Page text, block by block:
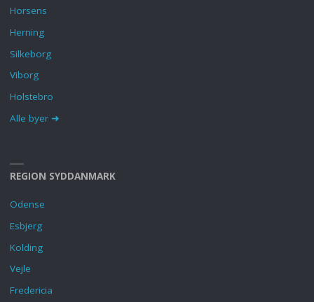
Horsens
Herning
Silkeborg
Viborg
Holstebro
Alle byer ➜
REGION SYDDANMARK
Odense
Esbjerg
Kolding
Vejle
Fredericia